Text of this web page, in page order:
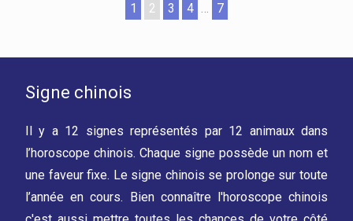
1 2 3 4 … 7
Signe chinois
Il y a 12 signes représentés par 12 animaux dans
l’horoscope chinois. Chaque signe possède un nom et
une faveur fixe. Le signe chinois se prolonge sur toute
l’année en cours. Bien connaître l'horoscope chinois